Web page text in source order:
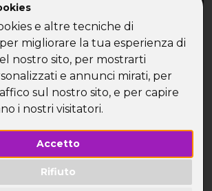
e altre tecniche di
migliorare la tua esperienza di
nostro sito, per mostrarti
e annunci mirati, per
sul nostro sito, e per capire
i nostri visitatori.
Accetto
Rifiuto